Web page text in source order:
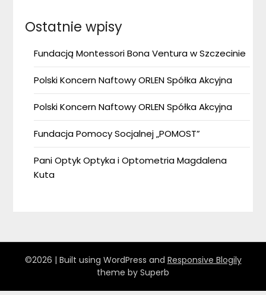
Ostatnie wpisy
Fundacją Montessori Bona Ventura w Szczecinie
Polski Koncern Naftowy ORLEN Spółka Akcyjna
Polski Koncern Naftowy ORLEN Spółka Akcyjna
Fundacja Pomocy Socjalnej „POMOST”
Pani Optyk Optyka i Optometria Magdalena
Kuta
©2026 | Built using WordPress and Responsive Blogily
theme by Superb